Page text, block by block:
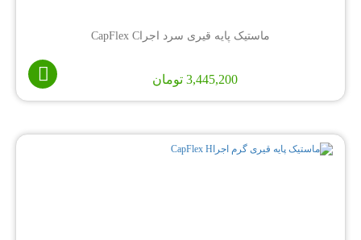
ماستیک پایه قیری سرد اجراCapFlex C
3,445,200 تومان